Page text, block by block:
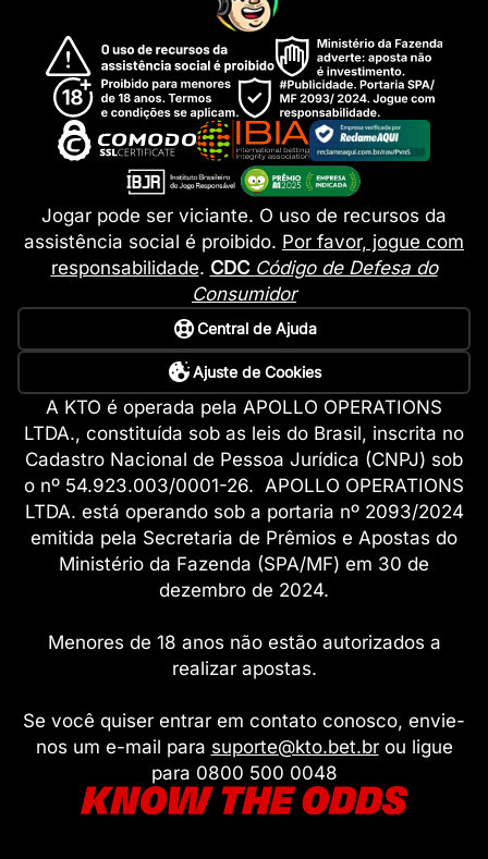
Jogar pode ser viciante. O uso de recursos da
assistência social é proibido. Por favor, jogue com
responsabilidade. CDC Código de Defesa do
Consumidor
Central de Ajuda
Ajuste de Cookies
A KTO é operada pela APOLLO OPERATIONS
LTDA., constituída sob as leis do Brasil, inscrita no
Cadastro Nacional de Pessoa Jurídica (CNPJ) sob
o nº 54.923.003/0001-26. APOLLO OPERATIONS
LTDA. está operando sob a portaria nº 2093/2024
emitida pela Secretaria de Prêmios e Apostas do
Ministério da Fazenda (SPA/MF) em 30 de
dezembro de 2024.
Menores de 18 anos não estão autorizados a
realizar apostas.
Se você quiser entrar em contato conosco, envie-
nos um e-mail para suporte@kto.bet.brou ligue
para 0800 500 0048